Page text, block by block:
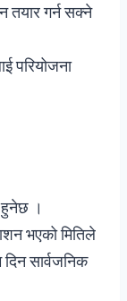
तयार गर्न सक्ने
परियोजना
हुनेछ ।
भएको मितिले
सार्वजनिक